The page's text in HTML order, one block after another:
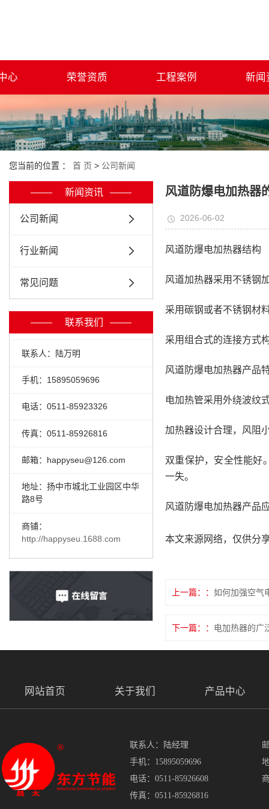
心 荣誉资质 工程案例 新闻
您当前的位置 ： 首 页 > 公司新闻
新闻资讯
公司新闻
行业新闻
常见问题
联系我们
联系人：陆万明
手机：15895059696
电话：0511-85923326
传真：0511-85926816
邮箱：happyseu@126.com
地址：扬中市城北工业园区中华
路8号
商铺：
http://happyseu.1688.com
风道防爆电加热器
2026-06-02
风道防爆电加热器结构
风道加热器采用不锈钢
采用碳钢或者不锈钢材
采用组合式的连接方式
风道防爆电加热器产品
电加热管采用外绕波纹
加热器设计合理，风阻
双重保护，安全性能好
一失。
风道防爆电加热器产品
本文来源网络，仅供分
上一篇： 如何加强空气
下一篇： 电加热器的广
网站首页 关于我们 产品中心
联系人：陆经理
手机：15895059696
电话：0511-85926608
传真：0511-85926816